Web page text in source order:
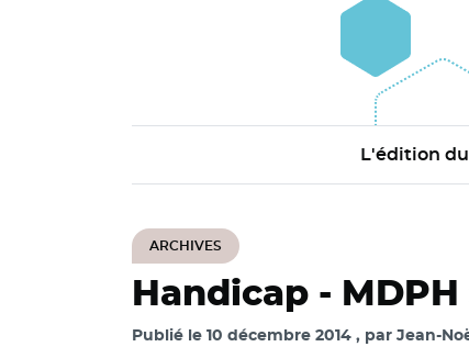
L'édition
ARCHIVES
Handicap -
Publié le 10 décembre 2014 par Jean-